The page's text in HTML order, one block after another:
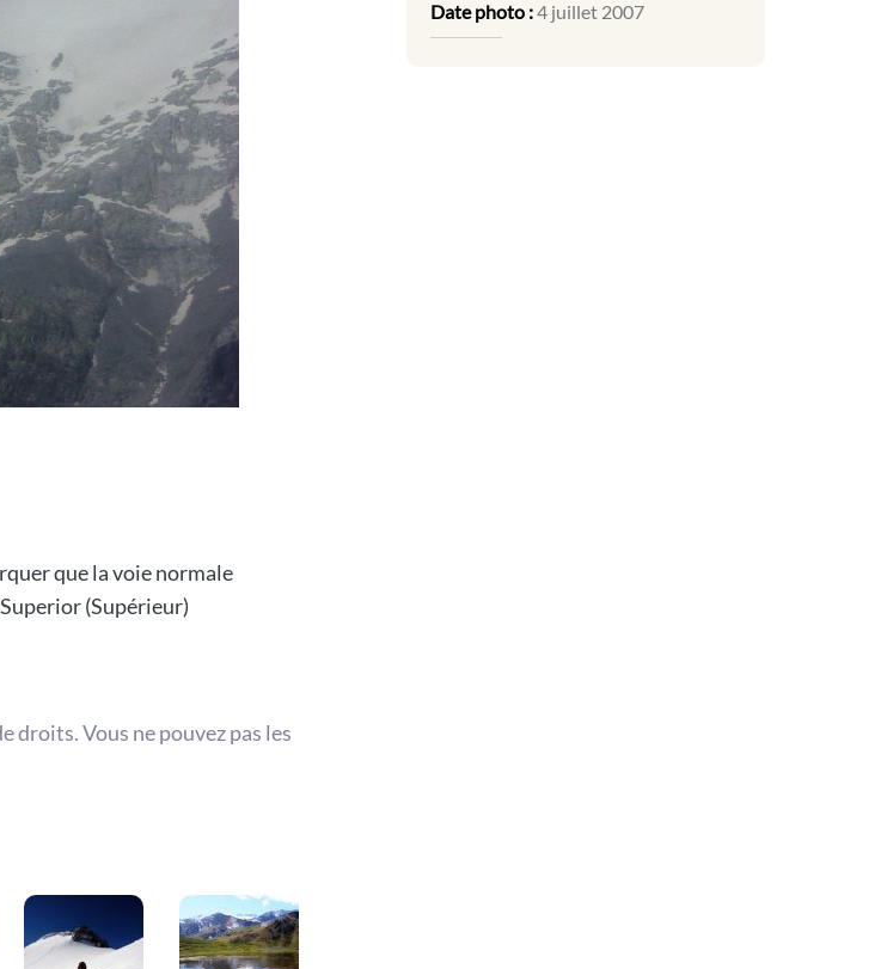
que la voie normale
(Supérieur)
droits. Vous ne pouvez pas les
Date photo :4 juillet 2007